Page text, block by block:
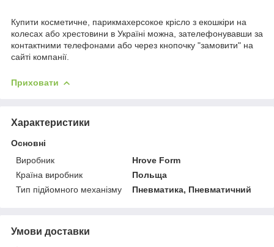
Купити косметичне, парикмахерсокое крісло з екошкіри на
колесах або хрестовини в Україні можна, зателефонувавши за
контактними телефонами або через кнопочку "замовити" на
сайті компанії.
Приховати
Характеристики
Основні
Виробник
Hrove Form
Країна виробник
Польща
Тип підйомного механізму
Пневматика, Пневматичний
Умови доставки